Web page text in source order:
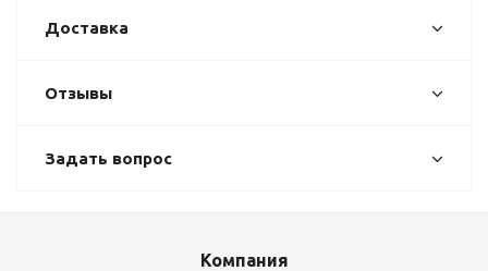
Доставка
Отзывы
Задать вопрос
Компания